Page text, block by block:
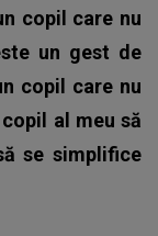
copil care nu
un gest de
copil care nu
al meu să
se simplifice